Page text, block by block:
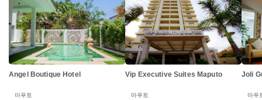
Angel Boutique Hotel
마푸토
Vip Executive Suites Maputo
마푸토
Joli
마푸